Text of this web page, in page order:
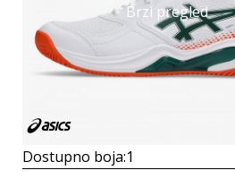
Brzi pregled
Dostupno boja:1